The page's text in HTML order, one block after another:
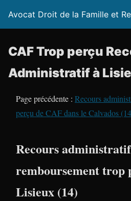
Avocat Droit de la Famille et
CAF Trop perçu
Administratif à
Page précédente : Recours
perçu de CAF dans le Calvados
Recours administratif
remboursement trop
Lisieux (14)